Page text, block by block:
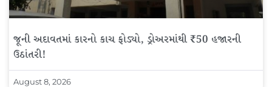
જૂની અદાવતમાં કારનો કાચ ફોડ્યો, ડ્રોઅરમાંથી ₹50 હજારની
ઉઠાંતરી!
August 8, 2026